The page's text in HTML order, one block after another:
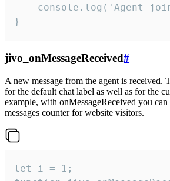
}
jivo_onMessageReceived#
A new message from the agent is received.
for the default chat label as well as for the
example, with onMessageReceived you
messages counter for website visitors.
let i = 1;